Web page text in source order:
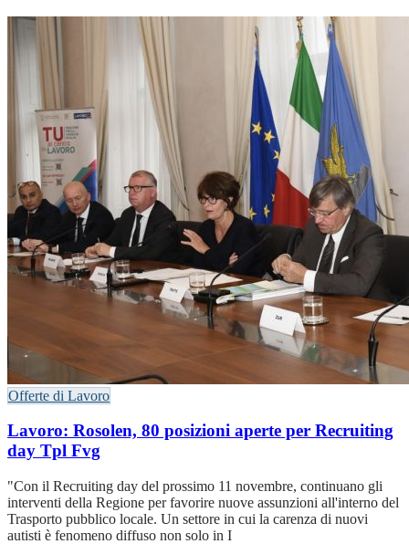
Offerte di Lavoro
Lavoro: Rosolen, 80 posizioni aperte per Recruiting
day Tpl Fvg
"Con il Recruiting day del prossimo 11 novembre, continuano gli
interventi della Regione per favorire nuove assunzioni all'interno del
Trasporto pubblico locale. Un settore in cui la carenza di nuovi
autisti è fenomeno diffuso non solo in I